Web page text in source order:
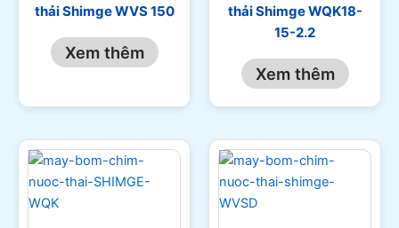
thải Shimge WVS 150
Xem thêm
thải Shimge WQK18-
15-2.2
Xem thêm